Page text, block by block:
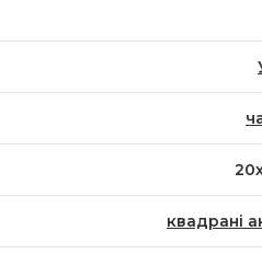
квадрані